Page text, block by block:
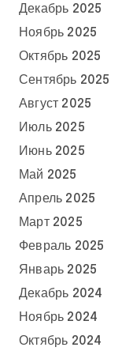
Декабрь 2025
Ноябрь 2025
Октябрь 2025
Сентябрь 2025
Август 2025
Июль 2025
Июнь 2025
Май 2025
Апрель 2025
Март 2025
Февраль 2025
Январь 2025
Декабрь 2024
Ноябрь 2024
Октябрь 2024